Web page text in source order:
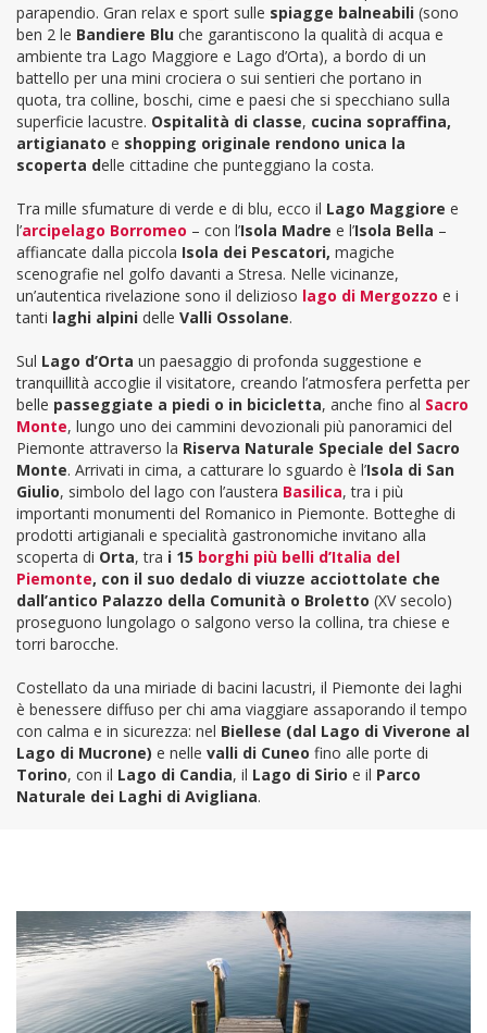
parapendio. Gran relax e sport sulle spiagge balneabili (sono
ben 2 le Bandiere Blu che garantiscono la qualità di acqua e
ambiente tra Lago Maggiore e Lago d’Orta), a bordo di un
battello per una mini crociera o sui sentieri che portano in
quota, tra colline, boschi, cime e paesi che si specchiano sulla
superficie lacustre. Ospitalità di classe, cucina sopraffina,
artigianato e shopping originale rendono unica la
scoperta delle cittadine che punteggiano la costa.
Tra mille sfumature di verde e di blu, ecco il Lago Maggiore e
l’arcipelago Borromeo – con l’Isola Madre e l’Isola Bella –
affiancate dalla piccola Isola dei Pescatori, magiche
scenografie nel golfo davanti a Stresa. Nelle vicinanze,
un’autentica rivelazione sono il delizioso lago di Mergozzo e i
tanti laghi alpini delle Valli Ossolane.
Sul Lago d’Orta un paesaggio di profonda suggestione e
tranquillità accoglie il visitatore, creando l’atmosfera perfetta per
belle passeggiate a piedi o in bicicletta, anche fino al Sacro
Monte, lungo uno dei cammini devozionali più panoramici del
Piemonte attraverso la Riserva Naturale Speciale del Sacro
Monte. Arrivati in cima, a catturare lo sguardo è l’Isola di San
Giulio, simbolo del lago con l’austera Basilica, tra i più
importanti monumenti del Romanico in Piemonte. Botteghe di
prodotti artigianali e specialità gastronomiche invitano alla
scoperta di Orta, tra i 15 borghi più belli d’Italia del
Piemonte, con il suo dedalo di viuzze acciottolate che
dall’antico Palazzo della Comunità o Broletto (XV secolo)
proseguono lungolago o salgono verso la collina, tra chiese e
torri barocche.
Costellato da una miriade di bacini lacustri, il Piemonte dei laghi
è benessere diffuso per chi ama viaggiare assaporando il tempo
con calma e in sicurezza: nel Biellese (dal Lago di Viverone al
Lago di Mucrone) e nelle valli di Cuneo fino alle porte di
Torino, con il Lago di Candia, il Lago di Sirio e il Parco
Naturale dei Laghi di Avigliana.